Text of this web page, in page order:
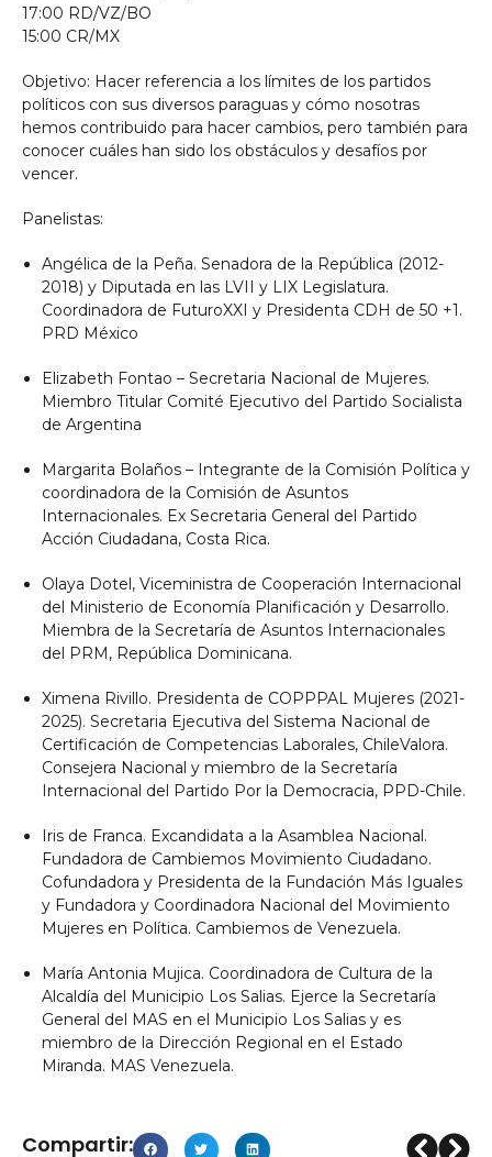
17:00 RD/VZ/BO
15:00 CR/MX
Objetivo: Hacer referencia a los límites de los partidos
políticos con sus diversos paraguas y cómo nosotras
hemos contribuido para hacer cambios, pero también para
conocer cuáles han sido los obstáculos y desafíos por
vencer.
Panelistas:
Angélica de la Peña. Senadora de la República (2012-
2018) y Diputada en las LVII y LIX Legislatura.
Coordinadora de FuturoXXI y Presidenta CDH de 50 +1.
PRD México
Elizabeth Fontao – Secretaria Nacional de Mujeres.
Miembro Titular Comité Ejecutivo del Partido Socialista
de Argentina
Margarita Bolaños – Integrante de la Comisión Política y
coordinadora de la Comisión de Asuntos
Internacionales. Ex Secretaria General del Partido
Acción Ciudadana, Costa Rica.
Olaya Dotel, Viceministra de Cooperación Internacional
del Ministerio de Economía Planificación y Desarrollo.
Miembra de la Secretaría de Asuntos Internacionales
del PRM, República Dominicana.
Ximena Rivillo. Presidenta de COPPPAL Mujeres (2021-
2025). Secretaria Ejecutiva del Sistema Nacional de
Certificación de Competencias Laborales, ChileValora.
Consejera Nacional y miembro de la Secretaría
Internacional del Partido Por la Democracia, PPD-Chile.
Iris de Franca. Excandidata a la Asamblea Nacional.
Fundadora de Cambiemos Movimiento Ciudadano.
Cofundadora y Presidenta de la Fundación Más Iguales
y Fundadora y Coordinadora Nacional del Movimiento
Mujeres en Política. Cambiemos de Venezuela.
María Antonia Mujica. Coordinadora de Cultura de la
Alcaldía del Municipio Los Salias. Ejerce la Secretaría
General del MAS en el Municipio Los Salias y es
miembro de la Dirección Regional en el Estado
Miranda. MAS Venezuela.
Compartir: